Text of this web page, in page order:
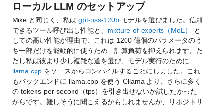
ローカル LLM のセットアップ
Mike と同じく、私は gpt-oss-120b モデルを選びました。信頼
できるツール呼び出し性能と、 mixture-of-experts（MoE）
と
しての高い性能が理由で、これは 1200 億個のパラメータのう
ち一部だけを能動的に使うため、計算負荷を抑えられます。た
llama.cpp をソースからコンパイルすることにしました。これ
もバックエンドに llama.cpp を使う Ollama より、さらに多く
の tokens-per-second（tps）を引き出せないか試したかった
からです。難しそうに聞こえるかもしれませんが、リポジトリ